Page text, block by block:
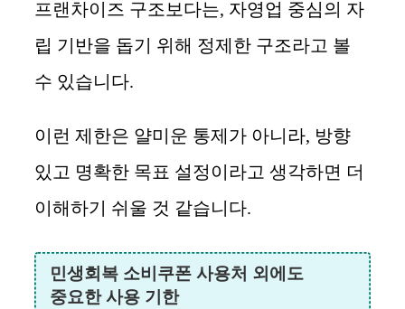
프랜차이즈 구조보다는, 자영업 중심의 자
립 기반을 돕기 위해 정제한 구조라고 볼
수 있습니다.
이런 제한은 얄미운 통제가 아니라, 방향
있고 명확한 목표 설정이라고 생각하면 더
이해하기 쉬울 것 같습니다.
민생회복 소비쿠폰 사용처 외에도
중요한 사용 기한